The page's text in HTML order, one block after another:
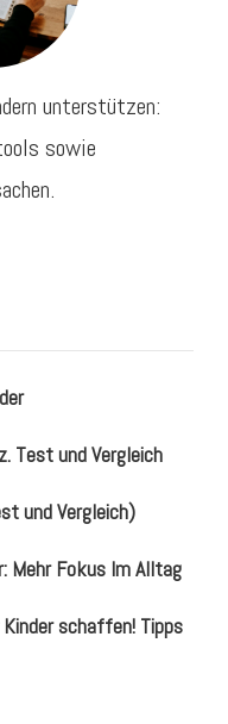
unterstützen:
sowie
Test und Vergleich
und Vergleich)
Mehr Fokus Im Alltag
schaffen! Tipps